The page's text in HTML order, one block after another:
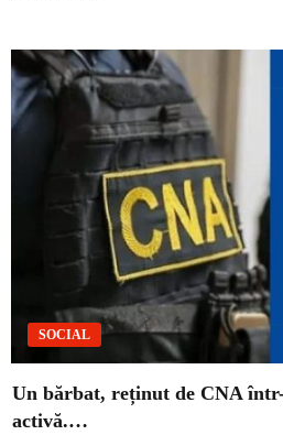
SOCIAL
Un bărbat, reținut de CNA
activă.…